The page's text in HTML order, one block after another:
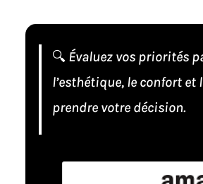
🔍 Évaluez vos priorités
l’esthétique, le confort et
prendre votre décision.